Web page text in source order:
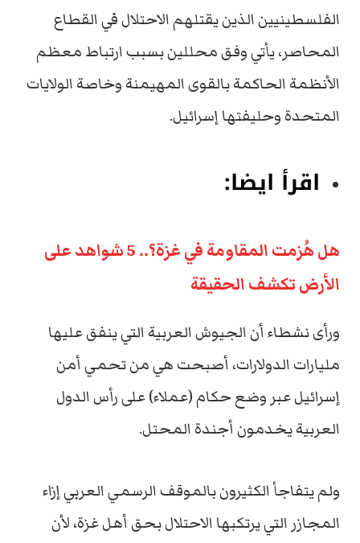
الفلسطينيين الذين يقتلهم الاحتلال في القطاع
المحاصر، يأتي وفق محللين بسبب ارتباط معظم
الأنظمة الحاكمة بالقوى المهيمنة وخاصة الولايات
المتحدة وحليفتها إسرائيل.
اقرأ ايضا:
هل هُزمت المقاومة في غزة؟.. 5 شواهد على
الأرض تكشف الحقيقة
ورأى نشطاء أن الجيوش العربية التي ينفق عليها
مليارات الدولارات، أصبحت هي من تحمي أمن
إسرائيل عبر وضع حكام (عملاء) على رأس الدول
العربية يخدمون أجندة المحتل.
ولم يتفاجأ الكثيرون بالموقف الرسمي العربي إزاء
المجازر التي يرتكبها الاحتلال بحق أهل غزة، لأن